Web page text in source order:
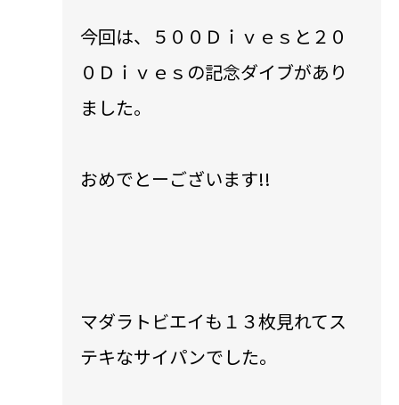
今回は、５００Ｄｉｖｅｓと２０
０Ｄｉｖｅｓの記念ダイブがあり
ました。
おめでとーございます!!
マダラトビエイも１３枚見れてス
テキなサイパンでした。